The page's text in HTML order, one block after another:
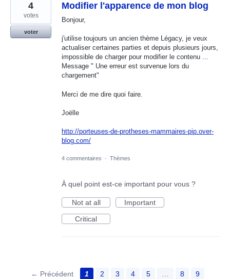
Modifier l'apparence de mon blog
Bonjour,
j'utilise toujours un ancien thème Légacy, je veux
actualiser certaines parties et depuis plusieurs jours,
impossible de charger pour modifier le contenu ...
Message " Une erreur est survenue lors du
chargement"
Merci de me dire quoi faire.
Joëlle
http://porteuses-de-protheses-mammaires-pip.over-
blog.com/
4
votes
voter
4 commentaires · Thèmes
À quel point est-ce important pour vous ?
Not at all
Important
Critical
← Précédent 1 2 3 4 5 … 8
9